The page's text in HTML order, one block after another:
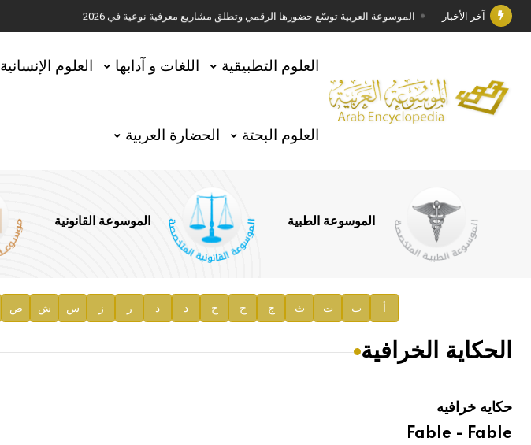
آخر الأخبار الموسوعة العربية توسّع حضورها الرقمي وتطلق مشاريع معرفية نوعية في 2026
جائزة مجمع الملك سلمان العالمي للغة العربية 2025
الأستاذ إياد خالد الطباع مدير عام لهيئة الموسوعة العربية
السيد محمد ياسين صالح وزيرا للثقافة
توصيات مجلس الإدارة
صدور المجلد السابع من موسوعة الآثار في سورية
إعلان..
هيئة الموسوعة العربية تطلق موسوعات جديدة في عام 2026
العلوم التطبيقية اللغات و آدابها العلوم الإنسانية
العلوم البحتة الحضارة العربية
الموسوعة الطبية الموسوعة القانونية
أ ب ت ث ج ح خ د ذ ر ز س ش ص
الحكاية الخرافية
حكايه خرافيه
Fable - Fable